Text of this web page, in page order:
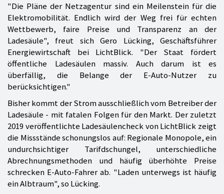
"Die Pläne der Netzagentur sind ein Meilenstein für die
Elektromobilität. Endlich wird der Weg frei für echten
Wettbewerb, faire Preise und Transparenz an der
Ladesäule", freut sich Gero Lücking, Geschäftsführer
Energiewirtschaft bei LichtBlick. "Der Staat fördert
öffentliche Ladesäulen massiv. Auch darum ist es
überfällig, die Belange der E-Auto-Nutzer zu
berücksichtigen."
Bisher kommt der Strom ausschließlich vom Betreiber der
Ladesäule - mit fatalen Folgen für den Markt. Der zuletzt
2019 veröffentlichte Ladesäulencheck von LichtBlick zeigt
die Missstände schonungslos auf: Regionale Monopole, ein
undurchsichtiger Tarifdschungel, unterschiedliche
Abrechnungsmethoden und häufig überhöhte Preise
schrecken E-Auto-Fahrer ab. "Laden unterwegs ist häufig
ein Albtraum", so Lücking.